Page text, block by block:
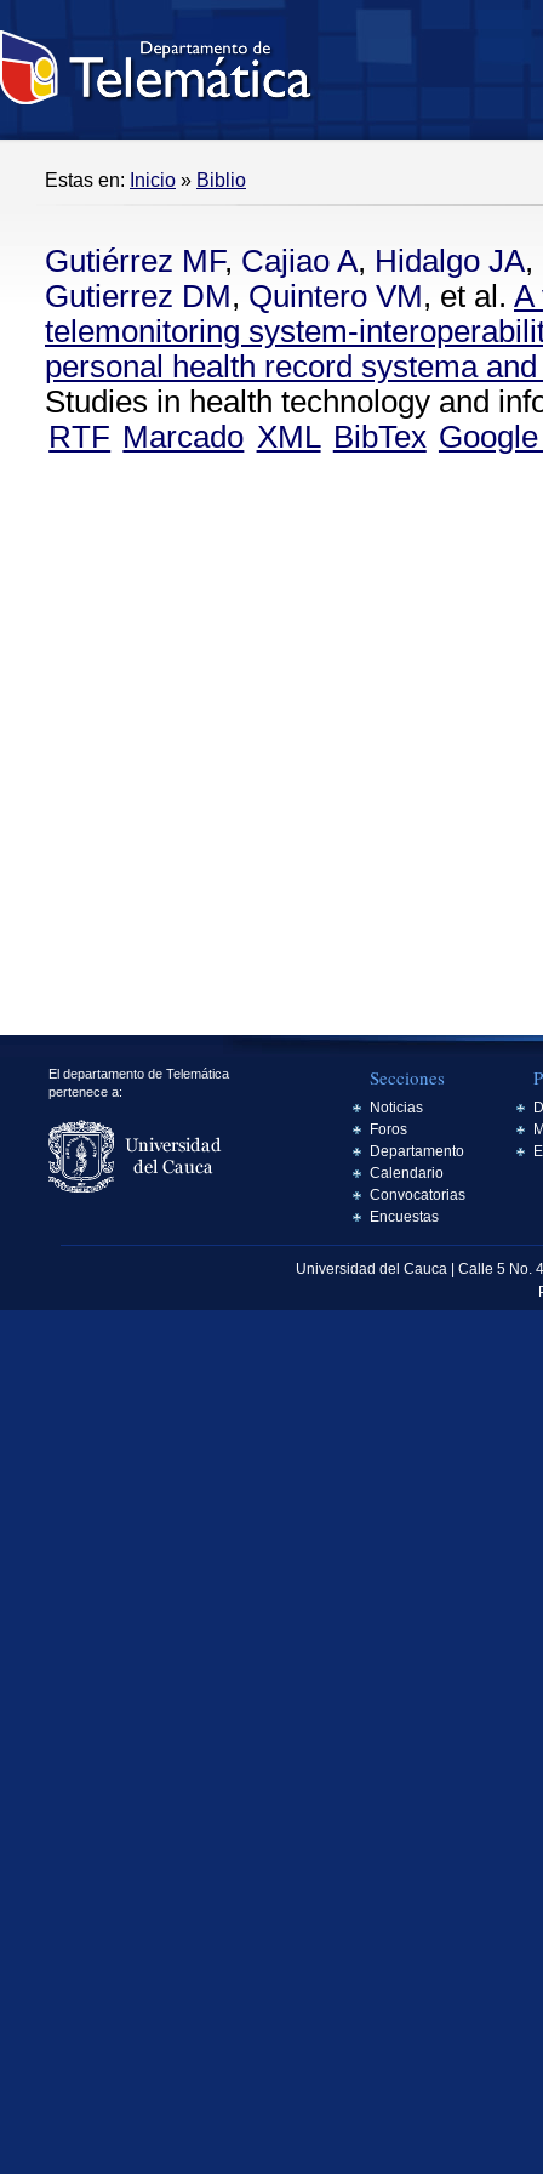
Estas en: Inicio » Biblio
Gutiérrez MF, Cajiao A, Hidalgo JA,
Gutierrez DM, Quintero VM, et al. A
telemonitoring system-
personal health record systema
Studies in health technology and
RTF Marcado XML BibTex
El departamento de Telemática
pertenece a:
Secciones
Noticias
Foros
Departamento
Calendario
Convocatorias
Encuestas
Universidad del Cauca | Calle 5 No.